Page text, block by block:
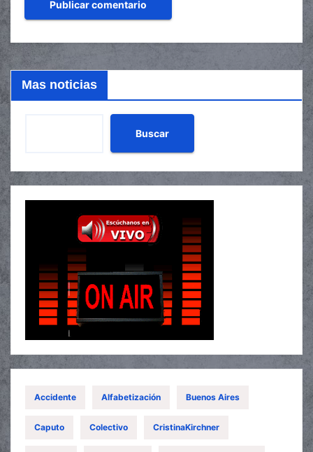
Mas noticias
Buscar
Accidente Alfabetización Buenos Aires
Caputo Colectivo CristinaKirchner